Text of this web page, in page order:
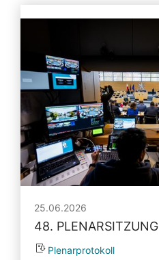
25.06.2026
48. PLENARSITZUNG
Plenarprotokoll